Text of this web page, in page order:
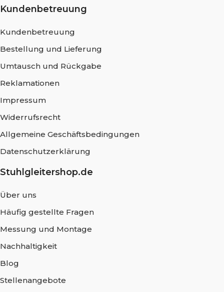
Kundenbetreuung
Kundenbetreuung
Bestellung und Lieferung
Umtausch und Rückgabe
Reklamationen
Impressum
Widerrufsrecht
Allgemeine Geschäftsbedingungen
Datenschutzerklärung
Stuhlgleitershop.de
Über uns
Häufig gestellte Fragen
Messung und Montage
Nachhaltigkeit
Blog
Stellenangebote